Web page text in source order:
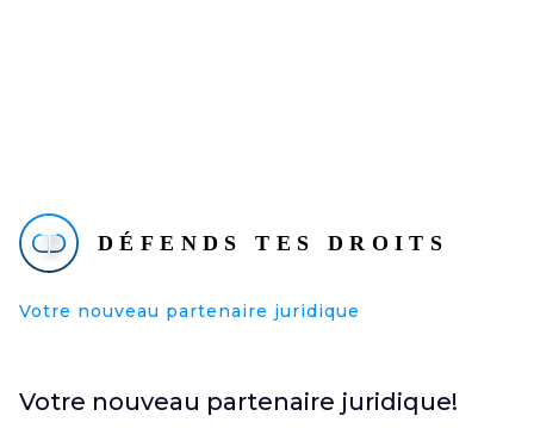
Votre nouveau partenaire juridique
Votre nouveau partenaire juridique!